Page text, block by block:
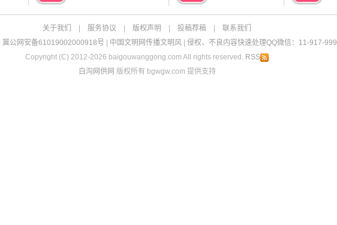
关于我们 服务协议 版权声明 投稿荐稿
联系我们
冀公网安备61019002000918号 中国文明网传播文明风| 侵权、不良内容快速处理QQ微信：11-917-999
Copyright (C) 2012-2026 baigouwanggong.com All rights reserved. RSS
白沟网供网 版权所有 bgwgw.com 提供支持